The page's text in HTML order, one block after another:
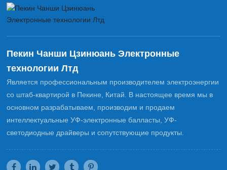
Пекин Чанши Цзинюань Электронные
технологии Лтд
Является профессиональным производителем электроэнергии
со штаб-квартирой в Пекине, Китай. В настоящее время мы в
основном разрабатываем, производим и продаем
интеллектуальные УФ-электронные балласты, УФ-
светодиодные драйверы и сопутствующие продукты.